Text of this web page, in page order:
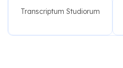
Transcriptum Studiorum